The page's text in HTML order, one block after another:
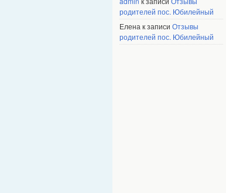
родителей пос. Юбилейный
Елена к записи Отзывы
родителей пос. Юбилейный